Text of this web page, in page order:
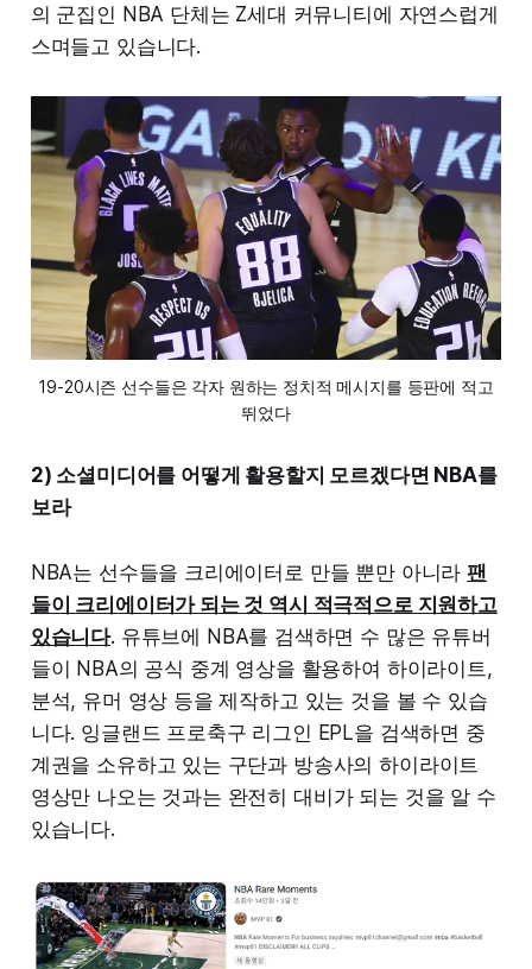
의 군집인 NBA 단체는 Z세대 커뮤니티에 자연스럽게
스며들고 있습니다.
19-20시즌 선수들은 각자 원하는 정치적 메시지를 등판에 적고
뛰었다
2) 소셜미디어를 어떻게 활용할지 모르겠다면 NBA를
보라
NBA는 선수들을 크리에이터로 만들 뿐만 아니라 팬
들이 크리에이터가 되는 것 역시 적극적으로 지원하고
있습니다. 유튜브에 NBA를 검색하면 수 많은 유튜버
들이 NBA의 공식 중계 영상을 활용하여 하이라이트,
분석, 유머 영상 등을 제작하고 있는 것을 볼 수 있습
니다. 잉글랜드 프로축구 리그인 EPL을 검색하면 중
계권을 소유하고 있는 구단과 방송사의 하이라이트
영상만 나오는 것과는 완전히 대비가 되는 것을 알 수
있습니다.